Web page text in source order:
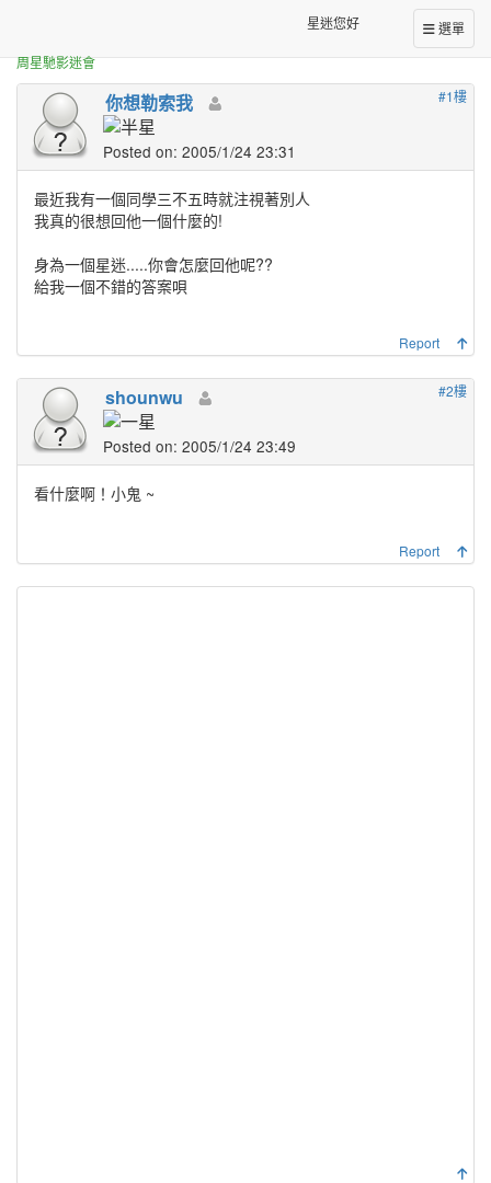
選單
星迷您好
周星馳影迷會
如果有人一直瞪你!!
#1樓
你想勒索我
Posted on: 2005/1/24 23:31
最近我有一個同學三不五時就注視著別人
我真的很想回他一個什麼的!
身為一個星迷.....你會怎麼回他呢??
給我一個不錯的答案唄
Report
#2樓
shounwu
Posted on: 2005/1/24 23:49
看什麼啊！小鬼 ~
Report